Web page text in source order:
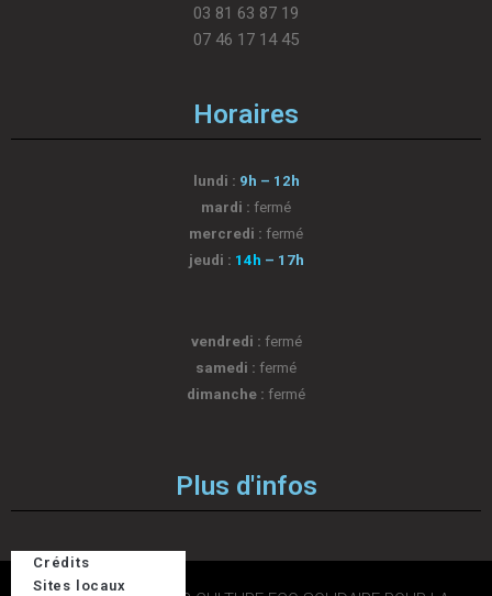
03 81 63 87 19
07 46 17 14 45
Horaires
lundi : 9h – 12h
mardi : fermé
mercredi : fermé
jeudi : 14h – 17h
vendredi : fermé
samedi : fermé
dimanche : fermé
Plus d'infos
Crédits
Sites locaux